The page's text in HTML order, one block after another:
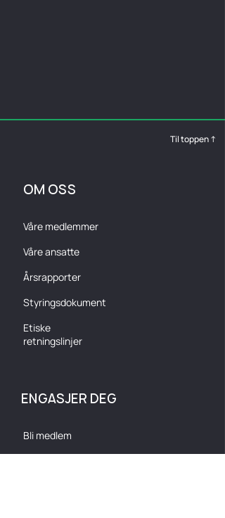
Til toppen ↑
OM OSS
Våre medlemmer
Våre ansatte
Årsrapporter
Styringsdokument
Etiske
retningslinjer
ENGASJER DEG
Bli medlem